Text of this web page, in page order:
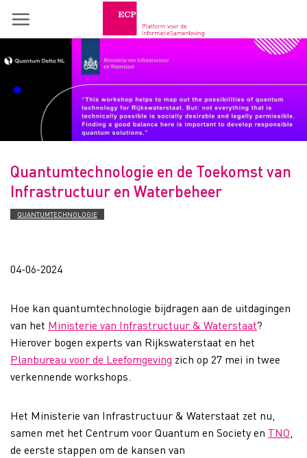
content
Quantumtechnologie en de Toekomst van
Infrastructuur en Waterbeheer
QUANTUMTECHNOLOGIE
04-06-2024
Hoe kan quantumtechnologie bijdragen aan de uitdagingen
van het Ministerie van Infrastructuur & Waterstaat?
Hierover bogen experts van Rijkswaterstaat en het
Planbureau voor de Leefomgeving zich op 27 mei in twee
verkennende workshops.
Het Ministerie van Infrastructuur & Waterstaat zet nu,
samen met het Centrum voor Quantum en Society en TNO
de eerste stappen om de kansen van